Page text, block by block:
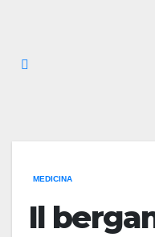
MEDICINA
Il